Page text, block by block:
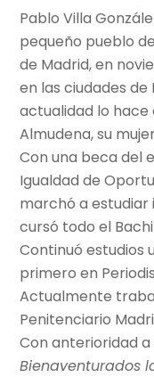
Pablo Villa
pequeño pueblo
de Madrid, en
en las ciudades de
actualidad lo hace
Almudena, su
Con una beca del
Igualdad de
marchó a estudiar
cursó todo el
Continuó estudios
primero en
Actualmente
Penitenciario
Con anterioridad
Bienaventurados